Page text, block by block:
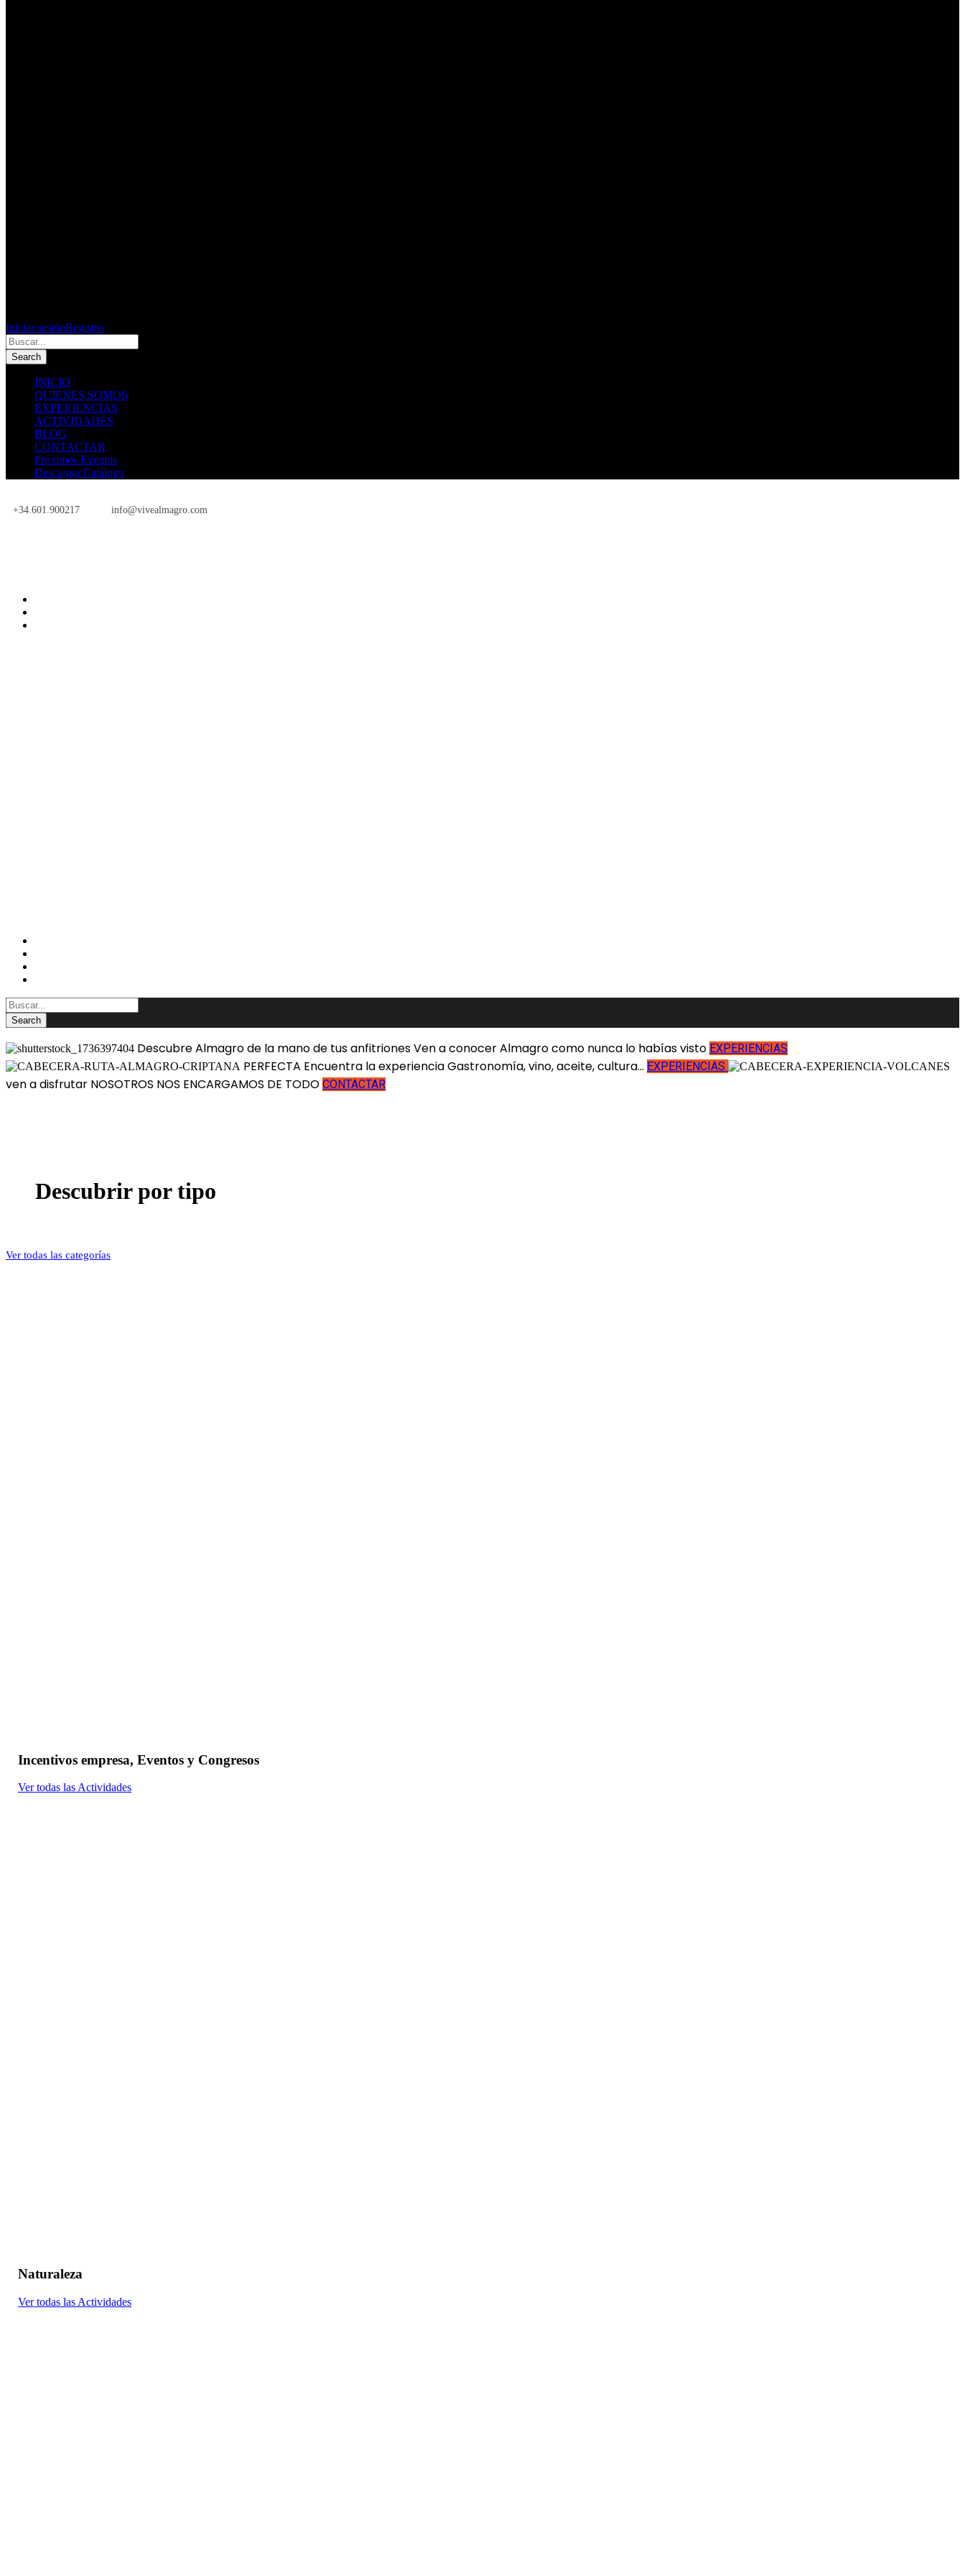
Iniciar sesiónRegistro
INICIO
QUIENES SOMOS
EXPERIENCIAS
ACTIVIDADES
BLOG
CONTACTAR
Próximos Eventos
Descargar Catálogo
+34.601.900217
info@vivealmagro.com
Descubre Almagrode la mano de tus anfitrionesVen a conocer Almagro como nunca lo habías visto EXPERIENCIAS
PERFECTA Encuentra la experienciaGastronomía, vino, aceite, cultura... EXPERIENCIAS
ven a disfrutar NOSOTROS NOS ENCARGAMOS DE TODO CONTACTAR
Descubrir por tipo
Ver todas las categorías
Incentivos empresa, Eventos y Congresos
Ver todas las Actividades
Naturaleza
Ver todas las Actividades